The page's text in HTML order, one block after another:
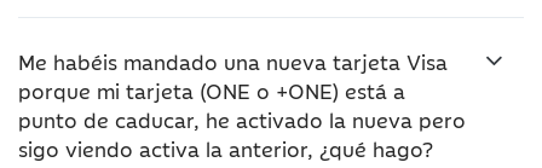
Me habéis mandado una nueva tarjeta Visa
porque mi tarjeta (ONE o +ONE) está a
punto de caducar, he activado la nueva pero
sigo viendo activa la anterior, ¿qué hago?